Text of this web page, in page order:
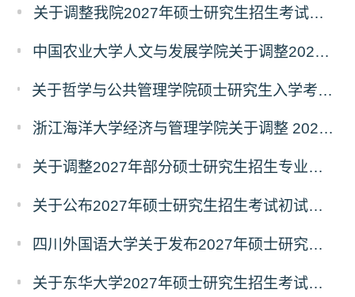
关于调整我院2027年硕士研究生招生考试科目及参考书的通知
中国农业大学人文与发展学院关于调整2027年硕士研究生招生考试初试科目的通知
关于哲学与公共管理学院硕士研究生入学考试（初试） 考试科目及参考书目变更的通知（二）
浙江海洋大学经济与管理学院关于调整 2027年硕士研究生招生考试初试科目的公告
关于调整2027年部分硕士研究生招生专业初试考试科目的公告（持续更新中）
关于公布2027年硕士研究生招生考试初试自命题科目考试大纲的通知
四川外国语大学关于发布2027年硕士研究生招生考试自命题科目大纲的公告
关于东华大学2027年硕士研究生招生考试（初试）招生目录拟调整公告（一）